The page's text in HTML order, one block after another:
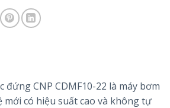
đứng CNP CDMF10-22 là máy bơm
mới có hiệu suất cao và không tự